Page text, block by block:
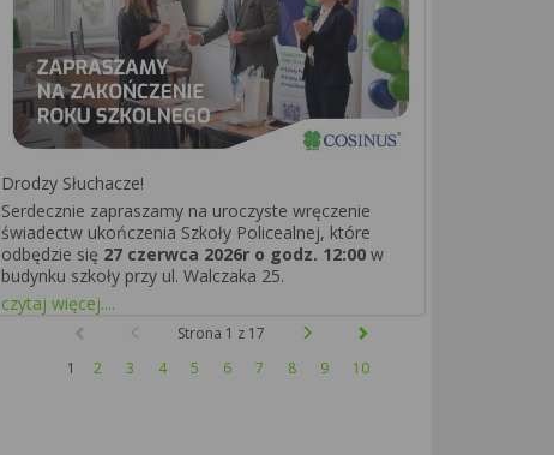
Drodzy Słuchacze!
Serdecznie zapraszamy na uroczyste wręczenie
świadectw ukończenia Szkoły Policealnej, które
odbędzie się 27 czerwca 2026r o godz. 12:00 w
budynku szkoły przy ul. Walczaka 25.
czytaj więcej....
Strona 1 z 17
1
2 3 4 5 6 7 8 9 10